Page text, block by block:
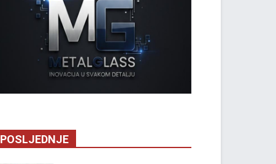
POSLJEDNJE